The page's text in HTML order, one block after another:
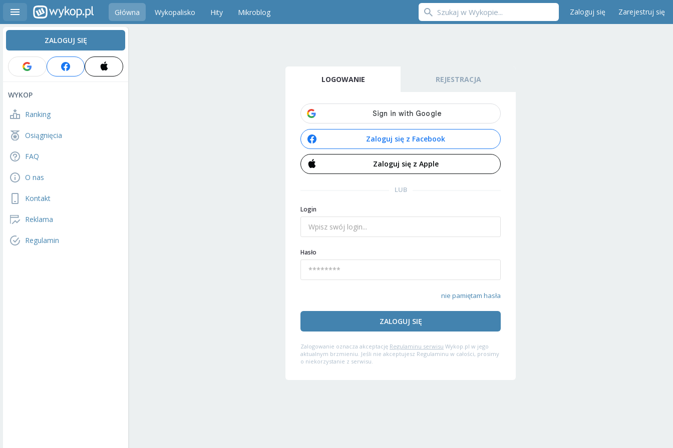
Główna Wykopalisko Hity Mikroblog Zaloguj się Zarejestruj się
ZALOGUJ SIĘ
WYKOP
Ranking
Osiągnięcia
FAQ
O nas
Kontakt
Reklama
Regulamin
LOGOWANIE REJESTRACJA
Zaloguj się z Facebook
Zaloguj się z Apple
LUB
Login
Hasło
nie pamiętam hasła
ZALOGUJ SIĘ
Zalogowanie oznacza akceptację Regulaminu serwisu Wykop.pl w jego
aktualnym brzmieniu. Jeśli nie akceptujesz Regulaminu w całości, prosimy
o niekorzystanie z serwisu.